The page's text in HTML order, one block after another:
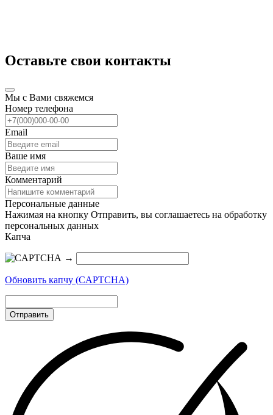
Оставьте свои контакты
Мы с Вами свяжемся
Номер телефона
Email
Ваше имя
Комментарий
Персональные данные
Нажимая на кнопку Отправить, вы соглашаетесь на обработку
персональных данных
Капча
→
Обновить капчу (CAPTCHA)
Отправить